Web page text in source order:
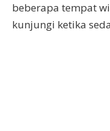
beberapa tempat
kunjungi ketika